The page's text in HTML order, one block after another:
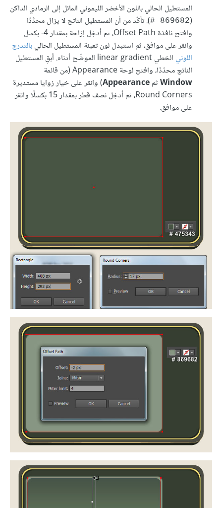
المستطيل الحالي باللون الأخضر الليموني المائل إلى الرمادي الداكن
(
‎# 869682). تأكّد من أن المستطيل الناتج لا يزال محدَّدًا
وافتح نافذة Offset Path، ثم أدخِل إزاحة بمقدار ‎-4 بكسل
وانقر على موافق، ثم استبدل لون تعبئة المستطيل الحاليبالتدرج
اللوني
الخطي linear gradient الموضّح أدناه. أبقِ المستطيل
الناتج محدّدًا، وافتح لوحة Appearance (من قائمة
WindowثمAppearance) وانقر على خيار زوايا مستديرة
Round Corners، ثم أدخِل نصف قطر بمقدار 15 بكسلًا وانقر
على موافق.